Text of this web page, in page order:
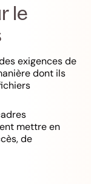
le
exigences de
dont ils
mettre en
de